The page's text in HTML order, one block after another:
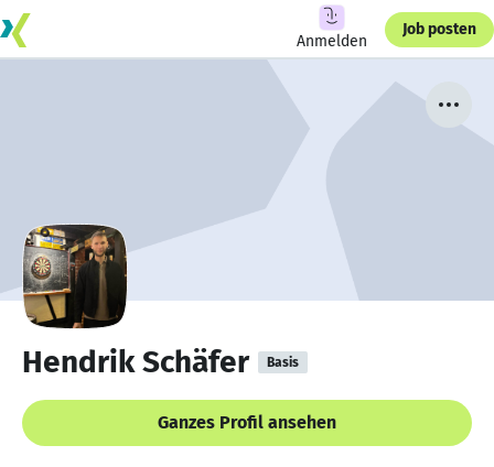
Anmelden
Job posten
Hendrik Schäfer Basis
Ganzes Profil ansehen